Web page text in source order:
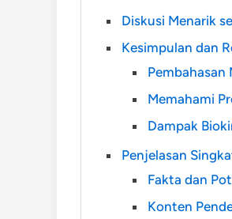
Diskusi Menarik
Kesimpulan dan
Pembahasan
Memahami
Dampak
Penjelasan
Fakta dan
Konten